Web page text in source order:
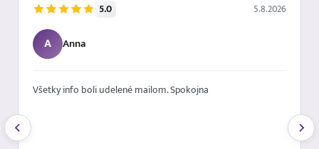
5.0 5.8.2026
A Anna
Všetky info boli udelené mailom. Spokojna